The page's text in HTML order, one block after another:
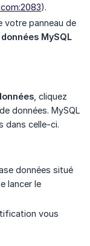
).
votre panneau de
MySQL
, cliquez
données. MySQL
dans celle-ci.
données situé
lancer le
vous